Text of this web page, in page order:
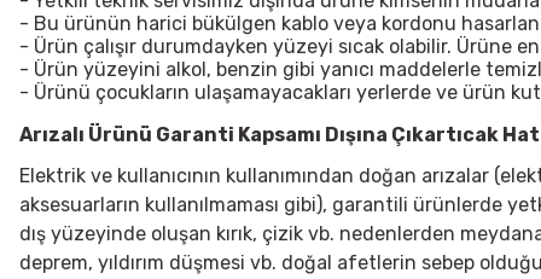
- Bu ürünün harici bükülgen kablo veya kordonu
- Ürün çalışır durumdayken yüzeyi sıcak olabilir. Ürüne
- Ürün yüzeyini alkol, benzin gibi yanıcı maddelerle
- Ürünü çocukların ulaşamayacakları yerlerde ve ürün
Arızalı Ürünü Garanti Kapsamı Dışına Çıkartıcak
Elektrik ve kullanıcının kullanımından doğan arızalar
aksesuarların kullanılmaması gibi), garantili ürünlerde
dış yüzeyinde oluşan kırık, çizik vb. nedenlerden
deprem, yıldırım düşmesi vb. doğal afetlerin sebep